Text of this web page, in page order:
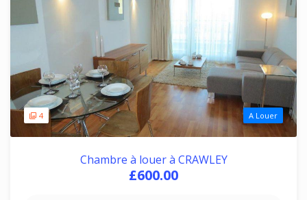
4 A Louer
Chambre à louer à CRAWLEY
£600.00